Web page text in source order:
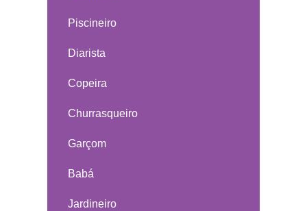
Piscineiro
Diarista
Copeira
Churrasqueiro
Garçom
Babá
Jardineiro